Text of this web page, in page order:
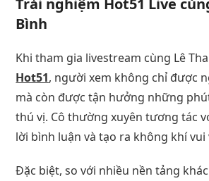
Bình
Khi tham gia livestream cùng Lê
Hot51, người xem không chỉ được
mà còn được tận hưởng những
thú vị. Cô thường xuyên tương tác
lời bình luận và tạo ra không khí vui
Đặc biệt, so với nhiều nền tảng